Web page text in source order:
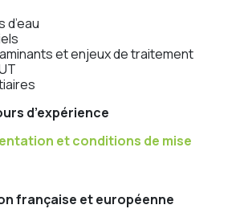
et enjeux de traitement
d’expérience
et conditions de mise
française et européenne